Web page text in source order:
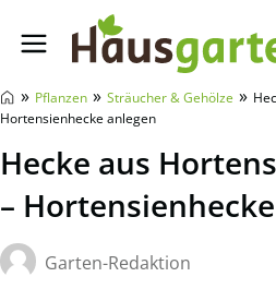
Hausgarten.net
» Pflanzen » Sträucher & Gehölze »
Hortensienhecke anlegen
Hecke aus
–
Garten-Redaktion